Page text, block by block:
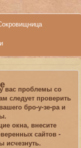
2021
вас проблемы со
следует проверить
бро-у-зе-ра и
окна, внесите
сайтов -
исчезнуть.